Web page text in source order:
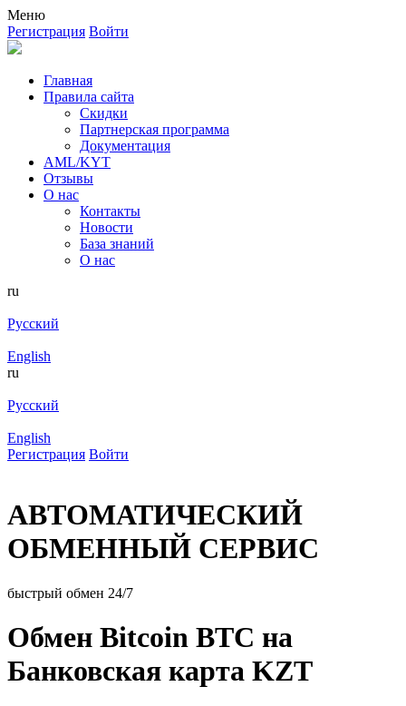
Меню
Регистрация Войти
Главная
Правила сайта
Скидки
Партнерская программа
Документация
AML/KYT
Отзывы
О нас
Контакты
Новости
База знаний
О нас
ru
Русский
English
ru
Русский
English
Регистрация Войти
АВТОМАТИЧЕСКИЙ
ОБМЕННЫЙ СЕРВИС
быстрый обмен 24/7
Обмен Bitcoin BTC на
Банковская карта KZT